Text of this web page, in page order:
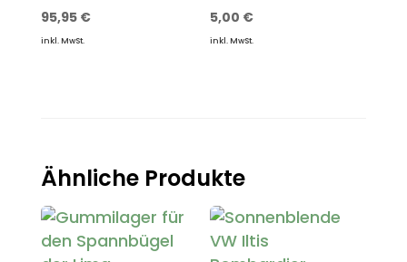
95,95 €
inkl. MwSt.
5,00 €
inkl. MwSt.
Ähnliche Produkte